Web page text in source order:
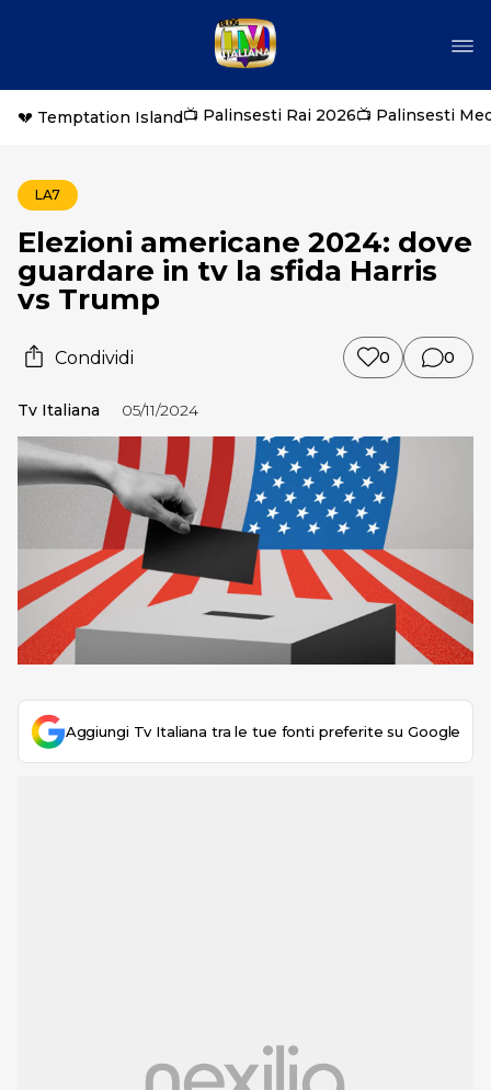
💔 Temptation Island📺 Palinsesti Rai 2026📺 Palinsesti
LA7
Elezioni americane 2024: dove
guardare in tv la sfida Harris
vs Trump
Condividi 0 0
Tv Italiana 05/11/2024
Aggiungi Tv Italiana tra le tue fonti preferite su Google